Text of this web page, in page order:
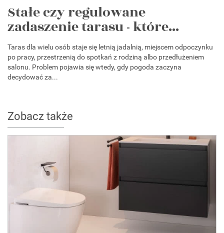
Stałe czy regulowane
zadaszenie tarasu - które...
Taras dla wielu osób staje się letnią jadalnią, miejscem odpoczynku
po pracy, przestrzenią do spotkań z rodziną albo przedłużeniem
salonu. Problem pojawia się wtedy, gdy pogoda zaczyna
decydować za...
Zobacz także